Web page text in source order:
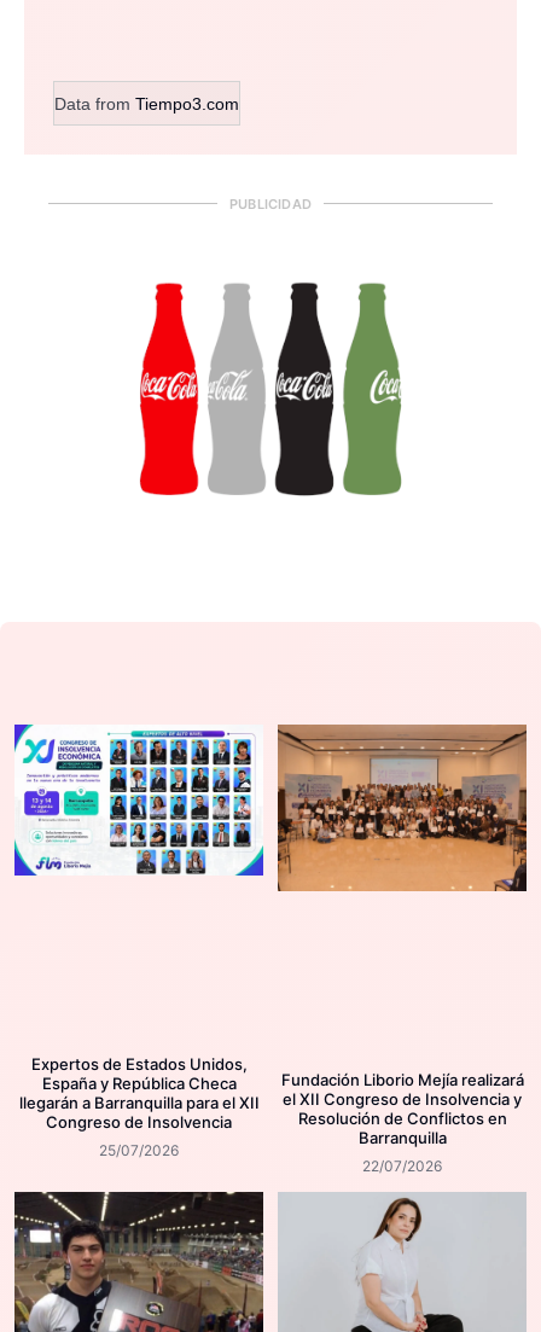
Data from Tiempo3.com
PUBLICIDAD
Expertos de Estados Unidos,
España y República Checa
llegarán a Barranquilla para el XII
Congreso de Insolvencia
25/07/2026
Fundación Liborio Mejía realizará
el XII Congreso de Insolvencia y
Resolución de Conflictos en
Barranquilla
22/07/2026